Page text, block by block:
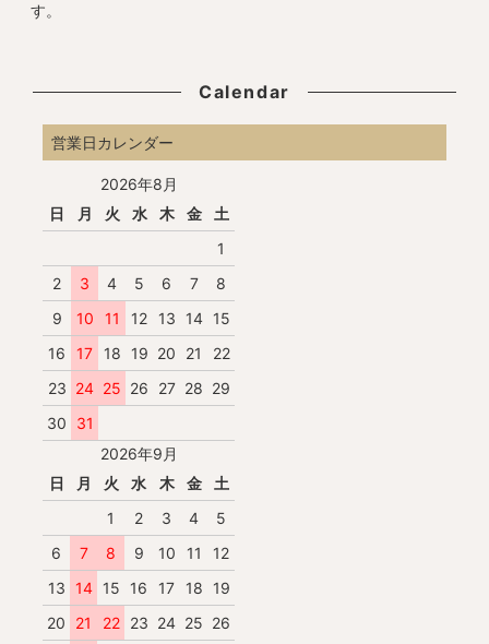
す。
Calendar
営業日カレンダー
2026年8月
日
月 火 水 木 金
土
1
2
3 4 5 6 7
8
9
10 11 12 13 14
15
16
17 18 19 20 21
22
23 24 25 26 27 28 29
30
31
2026年9月
日
月 火 水 木 金
土
1
2 3 4
5
6
7 8 9 10 11
12
13
14 15 16 17 18
19
20
21 22 23 24 25 26